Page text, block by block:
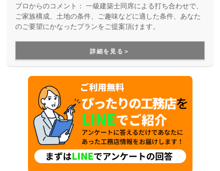
プロからのコメント： 一級建築士同席による打ち合わせで、
ご家族構成、土地の条件、ご趣味などに適した条件、あなた
のご要望にかなったプランをご提案頂けます。
詳細を見る＞